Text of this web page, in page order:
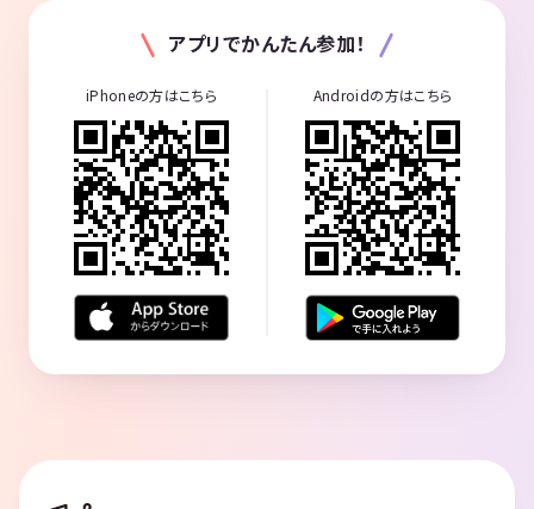
アプリでかんたん参加！
iPhoneの方はこちら Androidの方はこちら